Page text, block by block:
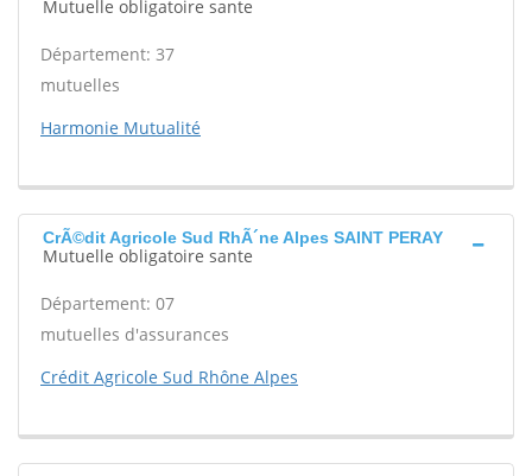
Mutuelle obligatoire sante
Département: 37
mutuelles
Harmonie Mutualité
CrÃ©dit Agricole Sud RhÃ´ne Alpes SAINT PERAY
Mutuelle obligatoire sante
Département: 07
mutuelles d'assurances
Crédit Agricole Sud Rhône Alpes